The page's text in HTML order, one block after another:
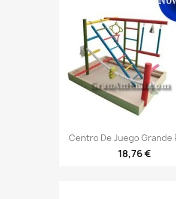
Centro De Juego Grande
18,76 €